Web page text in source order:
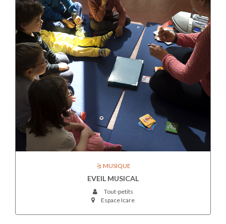
MUSIQUE
EVEIL MUSICAL
Tout-petits
Espace Icare